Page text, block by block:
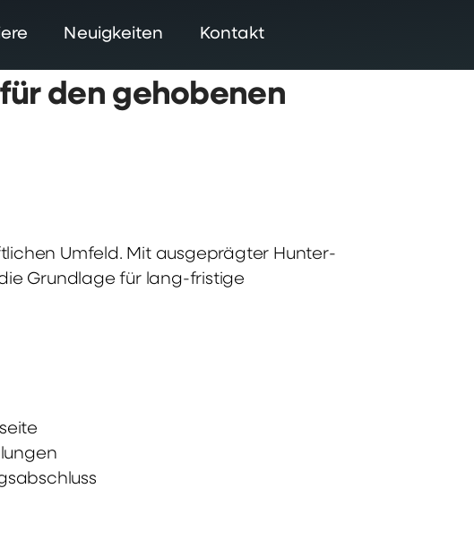
Neuigkeiten Kontakt
den gehobenen
Umfeld. Mit ausgeprägter Hunter-
Grundlage für lang-fristige